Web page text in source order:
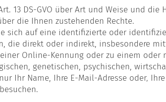
13 DS-GVO über Art und Weise und
die Ihnen zustehenden Rechte.
sich auf eine identifizierte oder
die direkt oder indirekt, insbesondere
Online-Kennung oder zu einem
genetischen, psychischen,
Ihr Name, Ihre E-Mail-Adresse oder‚